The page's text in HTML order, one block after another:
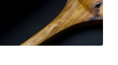
38 736